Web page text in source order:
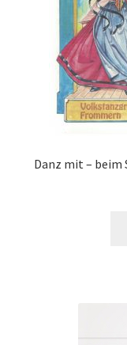
Danz mit – beim